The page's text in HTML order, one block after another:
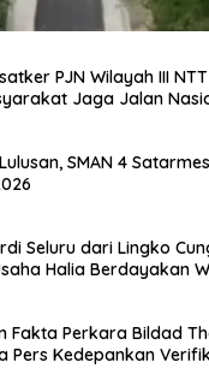
PJN Wilayah III
Jaga Jalan
SMAN 4
Seluru dari Lingko
Halia Berdayakan
Fakta Perkara Bildad
Pers Kedepankan